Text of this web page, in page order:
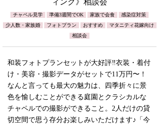
ィング》相談会
チャペル見学 準備3週間でOK 家族で会食
感染症対策
少人数・家族婚
フォトプラン おすすめ
マタニティ花嫁向け
相談会
和装フォトプランセットが大好評‼︎衣装・着付
け・美容・撮影データがセットで11万円〜！
なんと言っても最大の魅力は、四季折々に景
色を愉しむことができる庭園とクラシカルな
チャペルでの撮影ができること。2人だけの貸
切空間で思う存分お楽しみいただけます♪「今